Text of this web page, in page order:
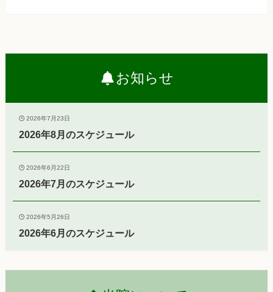
お知らせ
2026年7月23日
2026年8月のスケジュール
2026年6月22日
2026年7月のスケジュール
2026年5月26日
2026年6月のスケジュール